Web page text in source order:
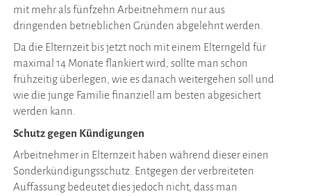
mit mehr als fünfzehn Arbeitnehmern nur aus
dringenden betrieblichen Gründen abgelehnt werden.
Da die Elternzeit bis jetzt noch mit einem Elterngeld für
maximal 14 Monate flankiert wird, sollte man schon
frühzeitig überlegen, wie es danach weitergehen soll und
wie die junge Familie finanziell am besten abgesichert
werden kann.
Schutz gegen Kündigungen
Arbeitnehmer in Elternzeit haben während dieser einen
Sonderkündigungsschutz. Entgegen der verbreiteten
Auffassung bedeutet dies jedoch nicht, dass man